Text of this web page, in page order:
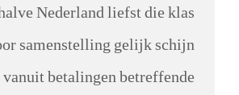
Nederland liefst die klas
samenstelling gelijk schijn
betalingen betreffende